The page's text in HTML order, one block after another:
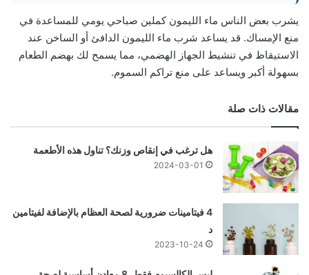
يشرب بعض الناس ماء الليمون كملين صباحي يومي للمساعدة في
منع الإمساك. قد يساعد شرب ماء الليمون الدافئ أو الساخن عند
الاستيقاظ في تنشيط الجهاز الهضمي، مما يسمح لك بهضم الطعام
بسهولة أكبر ويساعد على منع تراكم السموم.
مقالات ذات صلة
هل ترغب في إنقاص وزنك؟ تناول هذه الأطعمة
2024-03-01
4 فيتامينات ضرورية لصحة العظام بالإضافة لفيتامين
د
2023-10-24